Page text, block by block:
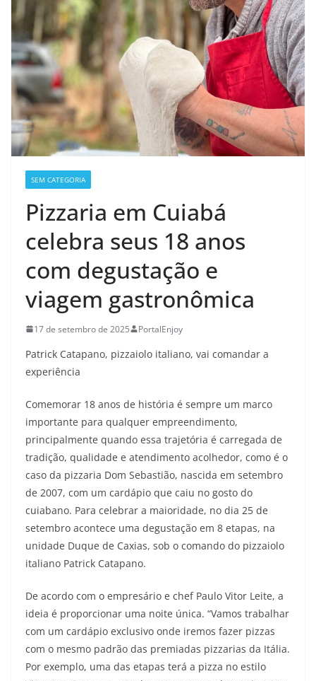
SEM CATEGORIA
Pizzaria em Cuiabá
celebra seus 18 anos
com degustação e
viagem gastronômica
17 de setembro de 2025 PortalEnjoy
Patrick Catapano, pizzaiolo italiano, vai comandar a
experiência
Comemorar 18 anos de história é sempre um marco
importante para qualquer empreendimento,
principalmente quando essa trajetória é carregada de
tradição, qualidade e atendimento acolhedor, como é o
caso da pizzaria Dom Sebastião, nascida em setembro
de 2007, com um cardápio que caiu no gosto do
cuiabano. Para celebrar a maioridade, no dia 25 de
setembro acontece uma degustação em 8 etapas, na
unidade Duque de Caxias, sob o comando do pizzaiolo
italiano Patrick Catapano.
De acordo com o empresário e chef Paulo Vitor Leite, a
ideia é proporcionar uma noite única. “Vamos trabalhar
com um cardápio exclusivo onde iremos fazer pizzas
com o mesmo padrão das premiadas pizzarias da Itália.
Por exemplo, uma das etapas terá a pizza no estilo